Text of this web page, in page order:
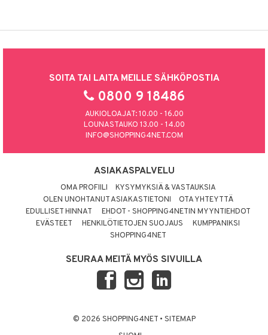
SOITA TAI LAITA MEILLE SÄHKÖPOSTIA
0800 9 18486
AUKIOLOAJAT: 10.00 - 16.00
LOUNASTAUKO 13.00 - 14.00
INFO@SHOPPING4NET.COM
ASIAKASPALVELU
OMA PROFIILI
KYSYMYKSIÄ & VASTAUKSIA
OLEN UNOHTANUT ASIAKASTIETONI
OTA YHTEYTTÄ
EDULLISET HINNAT
EHDOT - SHOPPING4NETIN MYYNTIEHDOT
EVÄSTEET
HENKILÖTIETOJEN SUOJAUS
KUMPPANIKSI
SHOPPING4NET
SEURAA MEITÄ MYÖS SIVUILLA
© 2026 SHOPPING4NET • SITEMAP